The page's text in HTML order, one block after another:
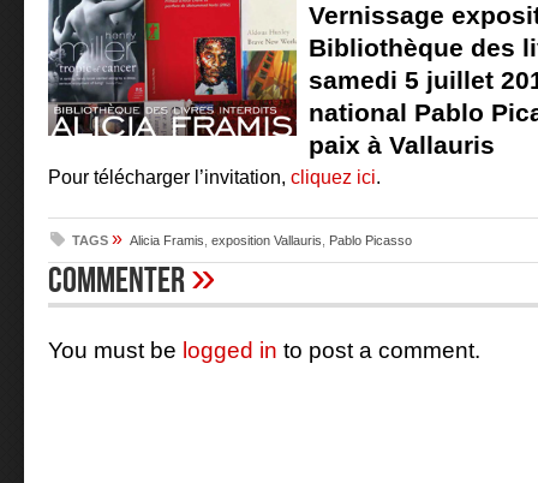
Vernissage
Bibliothèque des
samedi 5 juillet
national Pablo
paix à Vallauris
Pour télécharger l’invitation, cliquez ici.
TAGS » Alicia Framis exposition Vallauris Pablo Picasso
Commenter»
You must be logged in to post a comment.